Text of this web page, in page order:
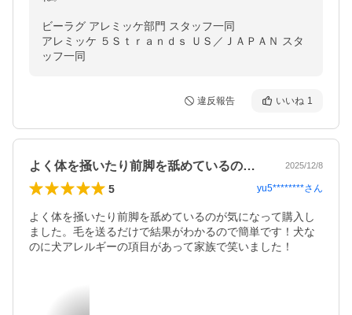
ビーラグ アレミッケ部門 スタッフ一同
アレミッケ ５Ｓｔｒａｎｄｓ ＵＳ／ＪＡＰＡＮ スタ
ッフ一同
違反報告 いいね 1
よく体を掻いたり前脚を舐めているのが気… 2025/12/8
5 yu5********さん
よく体を掻いたり前脚を舐めているのが気になって購入し
ました。毛を送るだけで結果がわかるので簡単です！犬な
のに犬アレルギーの項目があって家族で笑いました！